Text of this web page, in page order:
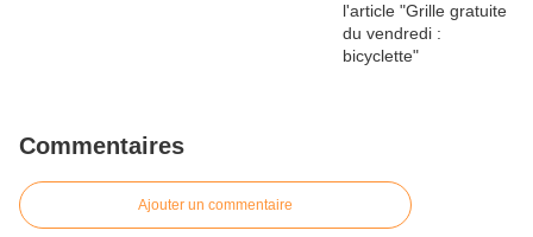
Commentaires
Ajouter un commentaire